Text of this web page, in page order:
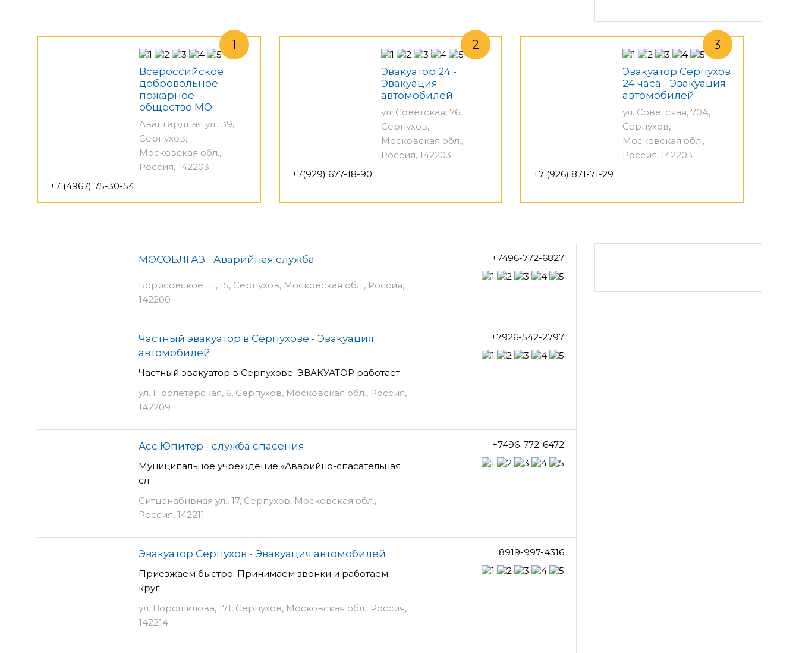
Всероссийское
добровольное
пожарное
общество МО
Авангардная ул., 39,
Серпухов,
Московская обл.,
Россия, 142203
+7 (4967) 75-30-54
Эвакуатор 24 -
Эвакуация
автомобилей
ул. Советская, 76,
Серпухов,
Московская обл.,
Россия, 142203
+7(929) 677-18-90
Эвакуатор Серпухов
24 часа - Эвакуация
автомобилей
ул. Советская, 70А,
Серпухов,
Московская обл.,
Россия, 142203
+7 (926) 871-71-29
МОСОБЛГАЗ - Аварийная служба
Борисовское ш., 15, Серпухов, Московская обл., Россия,
142200
+7496-772-6827
Частный эвакуатор в Серпухове - Эвакуация
автомобилей
Частный эвакуатор в Серпухове. ЭВАКУАТОР работает
ул. Пролетарская, 6, Серпухов, Московская обл., Россия,
142209
+7926-542-2797
Acc Юпитер - служба спасения
Муниципальное учреждение «Аварийно-спасательная
сл
Ситценабивная ул., 17, Серпухов, Московская обл.,
Россия, 142211
+7496-772-6472
Эвакуатор Серпухов - Эвакуация автомобилей
Приезжаем быстро. Принимаем звонки и работаем
круг
ул. Ворошилова, 171, Серпухов, Московская обл., Россия,
142214
8919-997-4316